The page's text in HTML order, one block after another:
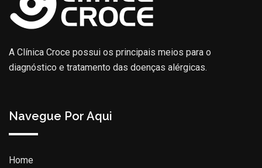
A Clínica Croce possui os principais meios para o
diagnóstico e tratamento das doenças alérgicas.
Navegue Por Aqui
Home